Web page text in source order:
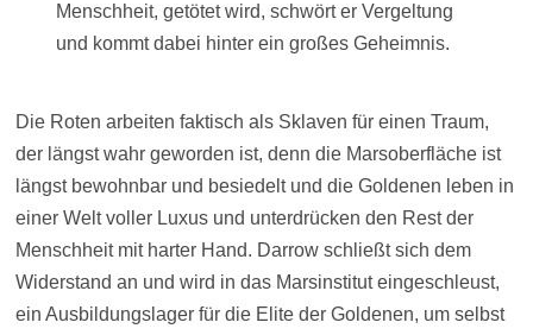
Menschheit, getötet wird, schwört er Vergeltung
und kommt dabei hinter ein großes Geheimnis.
Die Roten arbeiten faktisch als Sklaven für einen Traum,
der längst wahr geworden ist, denn die Marsoberfläche ist
längst bewohnbar und besiedelt und die Goldenen leben in
einer Welt voller Luxus und unterdrücken den Rest der
Menschheit mit harter Hand. Darrow schließt sich dem
Widerstand an und wird in das Marsinstitut eingeschleust,
ein Ausbildungslager für die Elite der Goldenen, um selbst